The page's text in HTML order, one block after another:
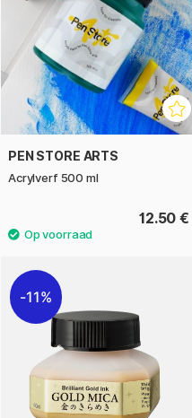
PEN STORE ARTS
Acrylverf 500 ml
12.50 €
11%